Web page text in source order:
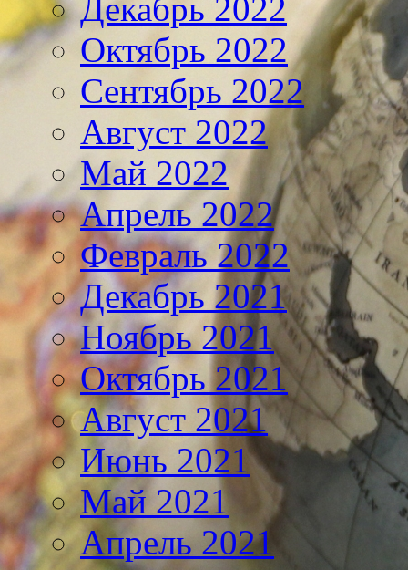
Декабрь 2022
Октябрь 2022
Сентябрь 2022
Август 2022
Май 2022
Апрель 2022
Февраль 2022
Декабрь 2021
Ноябрь 2021
Октябрь 2021
Август 2021
Июнь 2021
Май 2021
Апрель 2021